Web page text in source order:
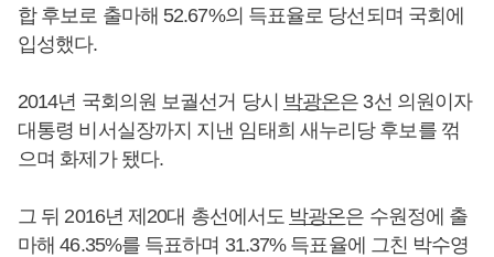
합 후보로 출마해 52.67%의 득표율로 당선되며 국회에
입성했다.
2014년 국회의원 보궐선거 당시 박광온은 3선 의원이자
대통령 비서실장까지 지낸 임태희 새누리당 후보를 꺾
으며 화제가 됐다.
그 뒤 2016년 제20대 총선에서도 박광온은 수원정에 출
마해 46.35%를 득표하며 31.37% 득표율에 그친 박수영